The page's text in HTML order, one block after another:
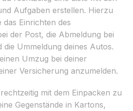
Aufgaben erstellen. Hierzu
das Einrichten des
der Post, die Abmeldung bei
Ummeldung deines Autos.
Umzug bei deiner
Versicherung anzumelden.
mit dem Einpacken zu
Gegenstände in Kartons,